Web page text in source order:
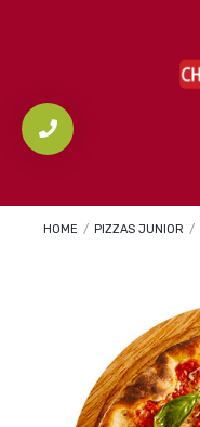
HOME / PIZZAS JUNIOR /